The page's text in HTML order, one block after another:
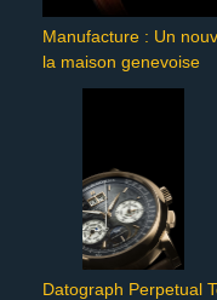
Manufacture : Un
la maison genevoise
Datograph Perpetual